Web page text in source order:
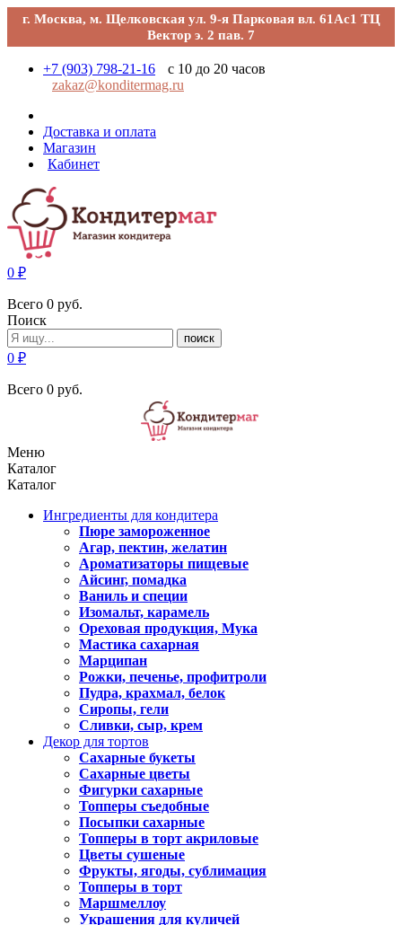
г. Москва, м. Щелковская ул. 9-я Парковая вл. 61Ас1 ТЦ
Вектор э. 2 пав. 7
+7 (903) 798-21-16
с 10 до 20 часов
zakaz@konditermag.ru
Доставка и оплата
Магазин
Кабинет
0 ₽
Всего 0 руб.
Поиск
поиск
0 ₽
Всего 0 руб.
Меню
Каталог
Каталог
Ингредиенты для кондитера
Пюре замороженное
Агар, пектин, желатин
Ароматизаторы пищевые
Айсинг, помадка
Ваниль и специи
Изомальт, карамель
Ореховая продукция, Мука
Мастика сахарная
Марципан
Рожки, печенье, профитроли
Пудра, крахмал, белок
Сиропы, гели
Сливки, сыр, крем
Декор для тортов
Сахарные букеты
Сахарные цветы
Фигурки сахарные
Топперы съедобные
Посыпки сахарные
Топперы в торт акриловые
Цветы сушеные
Фрукты, ягоды, сублимация
Топперы в торт
Маршмеллоу
Украшения для куличей